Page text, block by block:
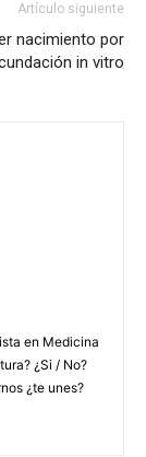
Artículo siguiente
nacimiento por
in vitro
en Medicina
¿Si / No?
¿te unes?